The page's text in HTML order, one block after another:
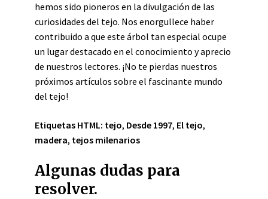
hemos sido pioneros en la divulgación de las
curiosidades del tejo. Nos enorgullece haber
contribuido a que este árbol tan especial ocupe
un lugar destacado en el conocimiento y aprecio
de nuestros lectores. ¡No te pierdas nuestros
próximos artículos sobre el fascinante mundo
del tejo!
Etiquetas HTML: tejo, Desde 1997, El tejo,
madera, tejos milenarios
Algunas dudas para
resolver.